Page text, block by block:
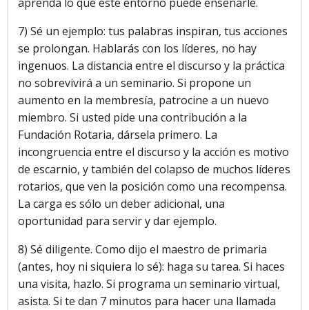
7) Sé un ejemplo: tus palabras inspiran, tus acciones
se prolongan. Hablarás con los líderes, no hay
ingenuos. La distancia entre el discurso y la práctica
no sobrevivirá a un seminario. Si propone un
aumento en la membresía, patrocine a un nuevo
miembro. Si usted pide una contribución a la
Fundación Rotaria, dársela primero. La
incongruencia entre el discurso y la acción es motivo
de escarnio, y también del colapso de muchos líderes
rotarios, que ven la posición como una recompensa.
La carga es sólo un deber adicional, una
oportunidad para servir y dar ejemplo.
8) Sé diligente. Como dijo el maestro de primaria
(antes, hoy ni siquiera lo sé): haga su tarea. Si haces
una visita, hazlo. Si programa un seminario virtual,
asista. Si te dan 7 minutos para hacer una llamada